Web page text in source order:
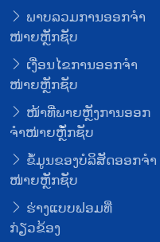
ພາບລວມການອອກຈໍາ
ໜ່າຍຫຼັກຊັບ
ເງື່ອນໄຂການອອກຈໍາ
ໜ່າຍຫຼັກຊັບ
ໜ້າທີ່ພາຍຫຼັງການອອກ
ຈໍາໜ່າຍຫຼັໍກຊັບ
ຂໍ້ມູນຂອງບໍລິສັດອອກຈໍາ
ໜ່າຍຫຼັກຊັບ
ຮ່າງແບບຟອມທີ່
ກ່ຽວຂ້ອງ